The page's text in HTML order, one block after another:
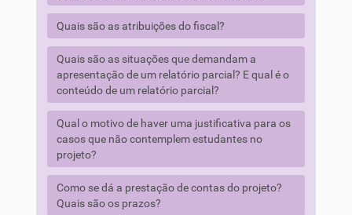
Quais são as atribuições do fiscal?
Quais são as situações que demandam a
apresentação de um relatório parcial? E qual é o
conteúdo de um relatório parcial?
Qual o motivo de haver uma justificativa para os
casos que não contemplem estudantes no
projeto?
Como se dá a prestação de contas do projeto?
Quais são os prazos?